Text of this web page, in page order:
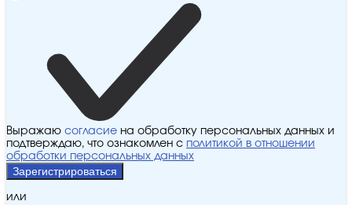
Выражаю согласие на обработку персональных данных и
подтверждаю, что ознакомлен с политикой в отношении
обработки персональных данных
Зарегистрироваться
или